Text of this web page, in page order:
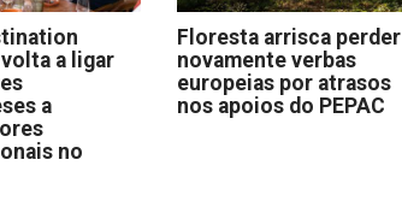
a ligar
a
no
Floresta arrisca perder
novamente verbas
europeias por atrasos
nos apoios do PEPAC